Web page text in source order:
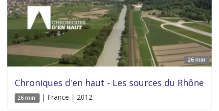
26 min'
Chroniques d'en haut - Les sources du Rhône
26 min' | France | 2012